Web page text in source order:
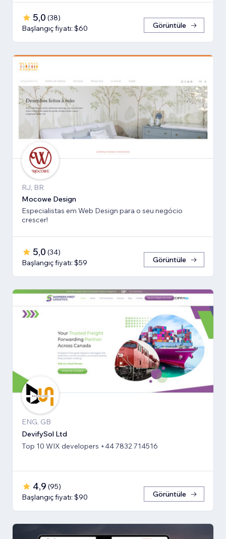
5,0 (38)
Başlangıç fiyatı: $60
Görüntüle
RJ, BR
Mocowe Design
Especialistas em Web Design para o seu negócio
crescer!
5,0 (34)
Başlangıç fiyatı: $59
Görüntüle
ENG, GB
DevifySol Ltd
Top 10 WIX developers +44 7832 714516
4,9 (95)
Başlangıç fiyatı: $90
Görüntüle